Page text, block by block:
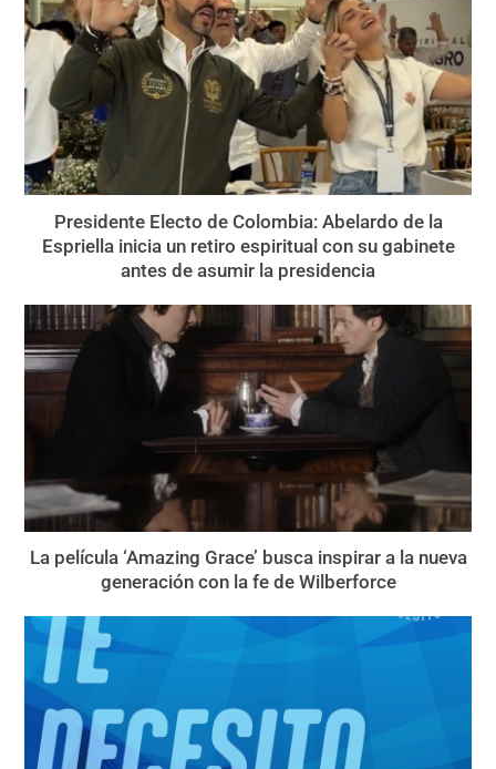
Presidente Electo de Colombia: Abelardo de la
Espriella inicia un retiro espiritual con su gabinete
antes de asumir la presidencia
La película ‘Amazing Grace’ busca inspirar a la nueva
generación con la fe de Wilberforce